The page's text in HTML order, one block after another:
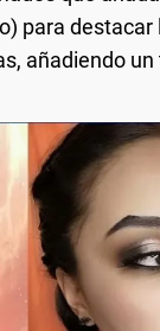
para destacar
añadiendo un